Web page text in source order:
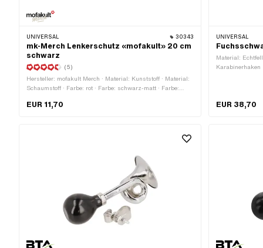
UNIVERSAL 30343
mk-Merch Lenkerschutz «mofakult» 20 cm
schwarz
(5)
Hersteller: mofakult Merch · Material: Kunststoff · Material:
Schaumstoff · Farbe: rot · Farbe: schwarz-matt · Farbe:
200 mm
EUR 11,70
UNIVERSAL
Material:
Karabinerhaken
EUR 38,70